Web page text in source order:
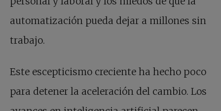
automatización pueda dejar a millones sin
trabajo.
Este escepticismo creciente ha hecho poco
para detener la aceleración del cambio. Los